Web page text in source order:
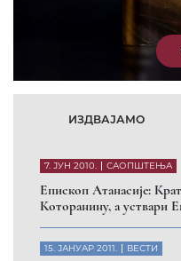
Eпархија Рашко-
Србина у Сувом Долу
обезбеде сигурност за